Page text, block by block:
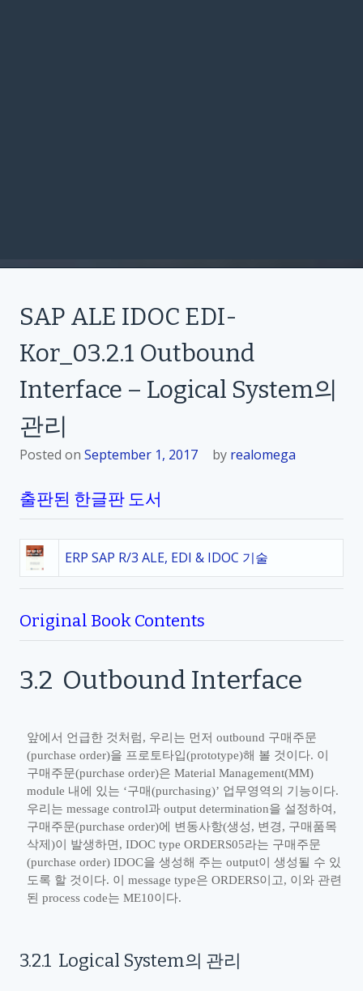
SAP ALE IDOC EDI-
Kor_03.2.1 Outbound
Interface – Logical System의
관리
Posted on September 1, 2017 by realomega
출판된 한글판 도서
ERP SAP R/3 ALE, EDI & IDOC 기술
Original Book Contents
3.2 Outbound Interface
앞에서 언급한 것처럼, 우리는 먼저 outbound 구매주문
(purchase order)을 프로토타입(prototype)해 볼 것이다. 이
구매주문(purchase order)은 Material Management(MM)
module 내에 있는 ‘구매(purchasing)’ 업무영역의 기능이다.
우리는 message control과 output determination을 설정하여 ,
구매주문(purchase order)에 변동사항(생성, 변경, 구매품목
삭제)이 발생하면 , IDOC type ORDERS05라는 구매주문
(purchase order) IDOC을 생성해 주는 output이 생성될 수 있
도록 할 것이다. 이 message type은 ORDERS이고, 이와 관련
된 process code는 ME10이다.
3.2.1 Logical System의 관리